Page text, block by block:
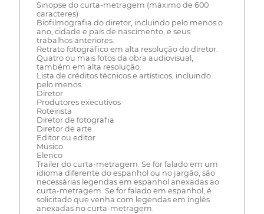
Sinopse do curta-metragem (máximo de 600
caracteres)
Biofilmografia do diretor, incluindo pelo menos o
ano, cidade e país de nascimento; e seus
trabalhos anteriores.
Retrato fotográfico em alta resolução do diretor.
Quatro ou mais fotos da obra audiovisual,
também em alta resolução.
Lista de créditos técnicos e artísticos, incluindo
pelo menos:
Diretor
Produtores executivos
Roteirista
Diretor de fotografia
Diretor de arte
Editor ou editor
Músico
Elenco
Trailer do curta-metragem. Se for falado em um
idioma diferente do espanhol ou no jargão, são
necessárias legendas em espanhol anexadas ao
curta-metragem. Se for falado em espanhol, é
solicitado que venha com legendas em inglês
anexadas no curta-metragem.